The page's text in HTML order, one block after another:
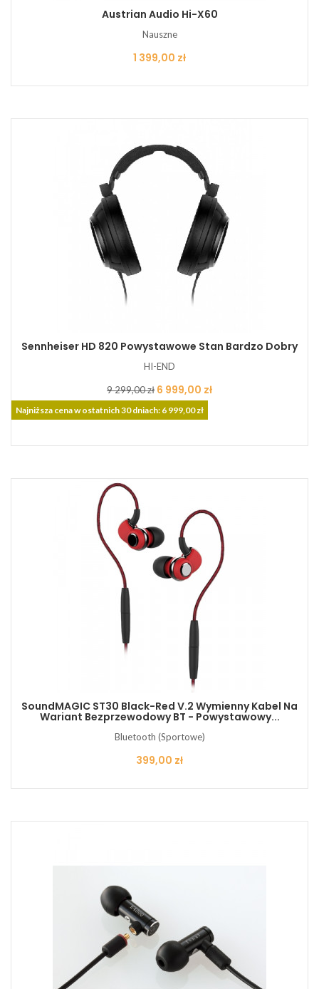
Austrian Audio Hi-X60
Nauszne
Cena
1 399,00 zł
Sennheiser HD 820 Powystawowe Stan Bardzo Dobry
HI-END
Cena
podstawowa
9 299,00 zł Cena
6 999,00 zł
Najniższa cena w ostatnich 30 dniach: 6 999,00 zł
SoundMAGIC ST30 Black-Red V.2 Wymienny Kabel Na
Wariant Bezprzewodowy BT - Powystawowy...
Bluetooth (Sportowe)
Cena
399,00 zł